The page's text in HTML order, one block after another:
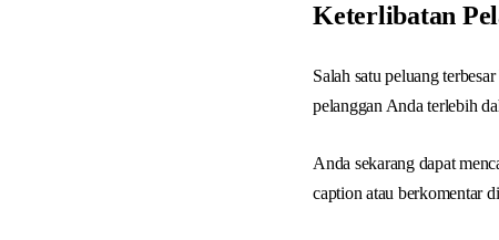
Keterlibatan
Salah satu peluang
pelanggan Anda terlebih
Anda sekarang dapat
caption atau berkomentar